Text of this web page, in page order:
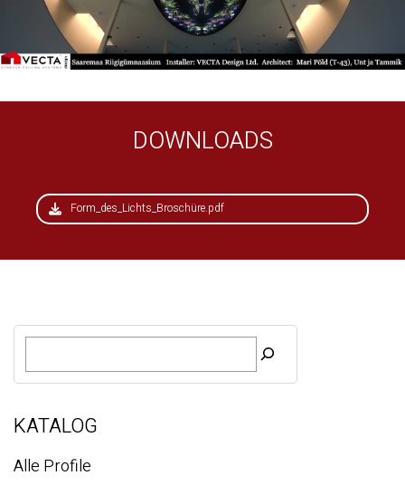
Video
DOWNLOADS
Form_des_Lichts_Broschüre.pdf
S
c
e
KATALOG
Alle Profile